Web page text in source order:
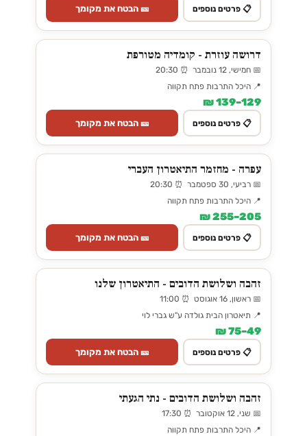
📋 פרטים נוספים 🎫 הבטח את מקומך
דרושה עוזרת - קומדיה מטורפת
📅 חמישי, 12 נובמבר ⏰ 20:30
📍 היכל התרבות פתח תקווה
129–139 ₪
📋 פרטים נוספים 🎫 הבטח את מקומך
עפרה - מחזמר התיאטרון העברי
📅 רביעי, 30 ספטמבר ⏰ 20:30
📍 היכל התרבות פתח תקווה
205–255 ₪
📋 פרטים נוספים 🎫 הבטח את מקומך
זהבה ושלושת הדובים - התיאטרון שלנו
📅 ראשון, 16 אוגוסט ⏰ 11:00
📍 תיאטרון הבית גולדה ע"ש גברי לוי
49–75 ₪
📋 פרטים נוספים 🎫 הבטח את מקומך
זהבה ושלושת הדובים - נתי הגעתי
📅 שני, 12 אוקטובר ⏰ 17:30
📍 היכל התרבות פתח תקווה